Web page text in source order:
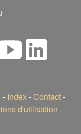
- Index- Contact-
d'utilisation -